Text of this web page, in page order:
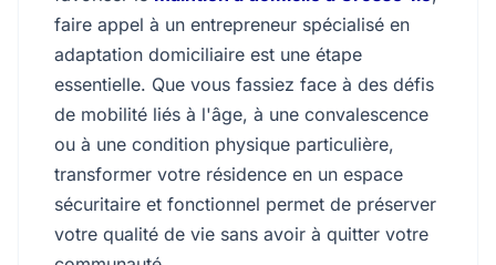
faire appel à un entrepreneur spécialisé en
adaptation domiciliaire est une étape
essentielle. Que vous fassiez face à des défis
de mobilité liés à l'âge, à une convalescence
ou à une condition physique particulière,
transformer votre résidence en un espace
sécuritaire et fonctionnel permet de préserver
votre qualité de vie sans avoir à quitter votre